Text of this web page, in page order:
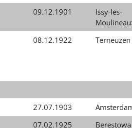
09.12.1901
Issy-les-
08.12.1922 Terneuzen
27.07.1903
07.02.1925
Berestowa